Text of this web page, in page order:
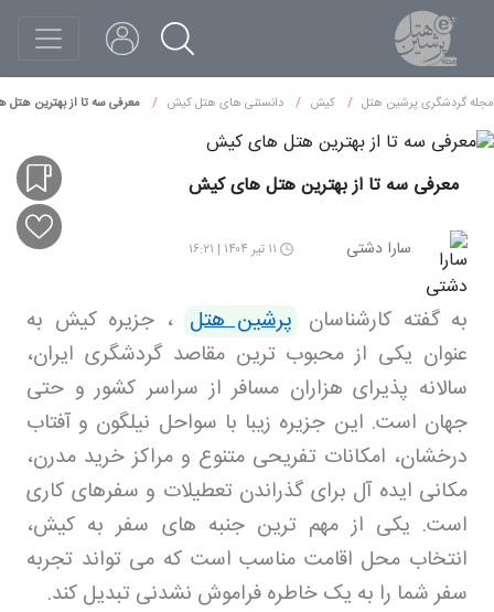
مجله گردشگری پرشین هتل کیش دانستنی های هتل کیش معرفی سه تا از بهترین
معرفی سه تا از بهترین هتل های کیش
سارا دشتی ۱۱ تیر ۱۴۰۴ | ۱۶:۲۱
به گفته کارشناسان پرشین هتل ، جزیره کیش به
عنوان یکی از محبوب ترین مقاصد گردشگری ایران،
سالانه پذیرای هزاران مسافر از سراسر کشور و حتی
جهان است. این جزیره زیبا با سواحل نیلگون و آفتاب
درخشان، امکانات تفریحی متنوع و مراکز خرید مدرن،
مکانی ایده آل برای گذراندن تعطیلات و سفرهای کاری
است. یکی از مهم ترین جنبه های سفر به کیش،
انتخاب محل اقامت مناسب است که می تواند تجربه
سفر شما را به یک خاطره فراموش نشدنی تبدیل کند.